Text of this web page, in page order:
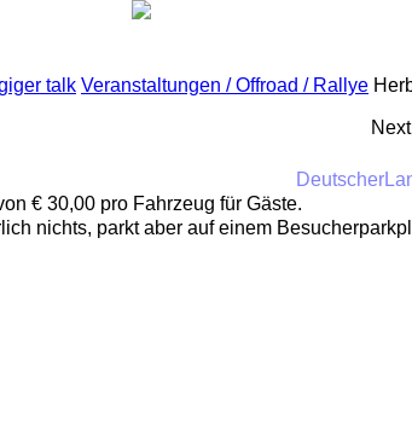
talk Veranstaltungen / Offroad / Rallye
€ 30,00 pro Fahrzeug für Gäste.
nichts, parkt aber auf einem